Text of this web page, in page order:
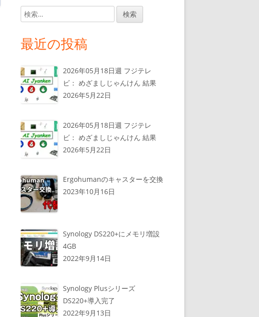
検
索:
最近の投稿
2026年05月18日週 フジテレ
ビ： めざましじゃんけん 結果
2026年5月22日
2026年05月18日週 フジテレ
ビ： めざましじゃんけん 結果
2026年5月22日
Ergohumanのキャスターを交換
2023年10月16日
Synology DS220+にメモリ増設
4GB
2022年9月14日
Synology Plusシリーズ
DS220+導入完了
2022年9月13日